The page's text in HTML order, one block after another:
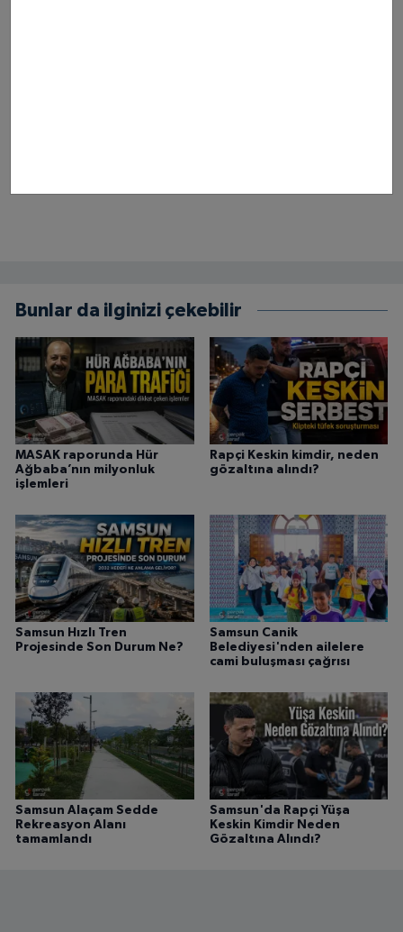
Bunlar da ilginizi çekebilir
MASAK raporunda Hür
Ağbaba’nın milyonluk
işlemleri
Rapçi Keskin kimdir, neden
gözaltına alındı?
Samsun Hızlı Tren
Projesinde Son Durum Ne?
Samsun Canik
Belediyesi'nden ailelere
cami buluşması çağrısı
Samsun Alaçam Sedde
Rekreasyon Alanı
tamamlandı
Samsun'da Rapçi Yüşa
Keskin Kimdir Neden
Gözaltına Alındı?